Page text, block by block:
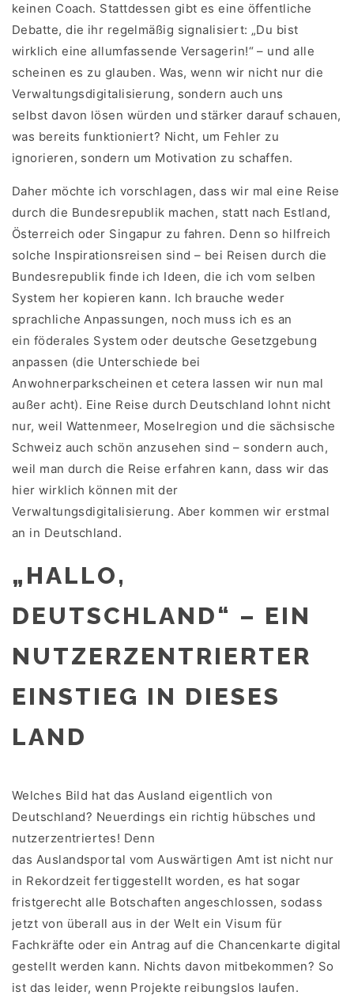
keinen Coach. Stattdessen gibt es eine öffentliche
Debatte, die ihr regelmäßig signalisiert: „Du bist
wirklich eine allumfassende Versagerin!“ – und alle
scheinen es zu glauben. Was, wenn wir nicht nur die
Verwaltungsdigitalisierung, sondern auch uns
selbst davon lösen würden und stärker darauf schauen,
was bereits funktioniert? Nicht, um Fehler zu
ignorieren, sondern um Motivation zu schaffen.
Daher möchte ich vorschlagen, dass wir mal eine Reise
durch die Bundesrepublik machen, statt nach Estland,
Österreich oder Singapur zu fahren. Denn so hilfreich
solche Inspirationsreisen sind – bei Reisen durch die
Bundesrepublik finde ich Ideen, die ich vom selben
System her kopieren kann. Ich brauche weder
sprachliche Anpassungen, noch muss ich es an
ein föderales System oder deutsche Gesetzgebung
anpassen (die Unterschiede bei
Anwohnerparkscheinen et cetera lassen wir nun mal
außer acht). Eine Reise durch Deutschland lohnt nicht
nur, weil Wattenmeer, Moselregion und die sächsische
Schweiz auch schön anzusehen sind – sondern auch,
weil man durch die Reise erfahren kann, dass wir das
hier wirklich können mit der
Verwaltungsdigitalisierung. Aber kommen wir erstmal
an in Deutschland.
„HALLO,
DEUTSCHLAND“ – EIN
NUTZERZENTRIERTER
EINSTIEG IN DIESES
LAND
Welches Bild hat das Ausland eigentlich von
Deutschland? Neuerdings ein richtig hübsches und
nutzerzentriertes! Denn
das Auslandsportal vom Auswärtigen Amt ist nicht nur
in Rekordzeit fertiggestellt worden, es hat sogar
fristgerecht alle Botschaften angeschlossen, sodass
jetzt von überall aus in der Welt ein Visum für
Fachkräfte oder ein Antrag auf die Chancenkarte digital
gestellt werden kann. Nichts davon mitbekommen? So
ist das leider, wenn Projekte reibungslos laufen.